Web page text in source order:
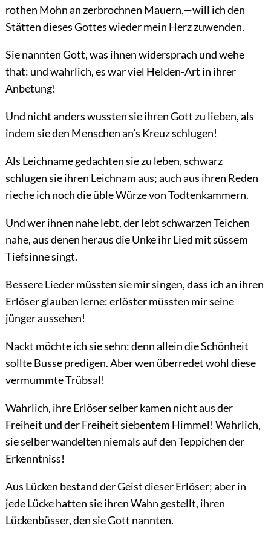
rothen Mohn an zerbrochnen Mauern,—will ich den
Stätten dieses Gottes wieder mein Herz zuwenden.
Sie nannten Gott, was ihnen widersprach und wehe
that: und wahrlich, es war viel Helden-Art in ihrer
Anbetung!
Und nicht anders wussten sie ihren Gott zu lieben, als
indem sie den Menschen an’s Kreuz schlugen!
Als Leichname gedachten sie zu leben, schwarz
schlugen sie ihren Leichnam aus; auch aus ihren Reden
rieche ich noch die üble Würze von Todtenkammern.
Und wer ihnen nahe lebt, der lebt schwarzen Teichen
nahe, aus denen heraus die Unke ihr Lied mit süssem
Tiefsinne singt.
Bessere Lieder müssten sie mir singen, dass ich an ihren
Erlöser glauben lerne: erlöster müssten mir seine
jünger aussehen!
Nackt möchte ich sie sehn: denn allein die Schönheit
sollte Busse predigen. Aber wen überredet wohl diese
vermummte Trübsal!
Wahrlich, ihre Erlöser selber kamen nicht aus der
Freiheit und der Freiheit siebentem Himmel! Wahrlich,
sie selber wandelten niemals auf den Teppichen der
Erkenntniss!
Aus Lücken bestand der Geist dieser Erlöser; aber in
jede Lücke hatten sie ihren Wahn gestellt, ihren
Lückenbüsser, den sie Gott nannten.